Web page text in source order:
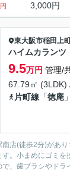
3,000円
東大阪市稲田上
ハイムカランツ
9.5万円 管理/
67.79㎡ (3LDK)
片町線 「徳庵
店(徒歩2分)があ
。小まめにゴミ
、歯ブラシやド